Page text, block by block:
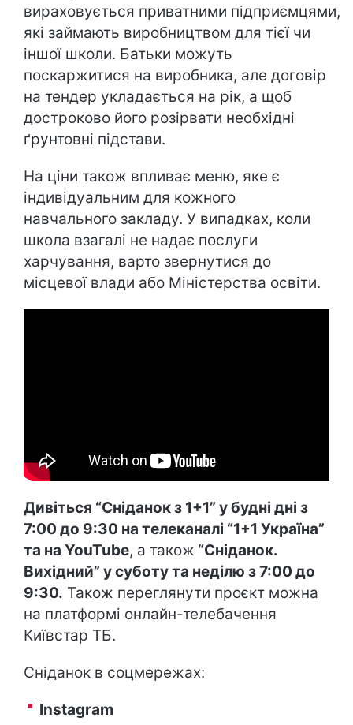
вираховується приватними підприємцями,
які займають виробництвом для тієї чи
іншої школи. Батьки можуть
поскаржитися на виробника, але договір
на тендер укладається на рік, а щоб
достроково його розірвати необхідні
ґрунтовні підстави.
На ціни також впливає меню, яке є
індивідуальним для кожного
навчального закладу. У випадках, коли
школа взагалі не надає послуги
харчування, варто звернутися до
місцевої влади або Міністерства освіти.
Дивіться “Сніданок з 1+1” у будні дні з
7:00 до 9:30 на телеканалі “1+1 Україна”
та на YouTube, а також “Сніданок.
Вихідний” у суботу та неділю з 7:00 до
9:30. Також переглянути проєкт можна
на платформі онлайн-телебачення
Київстар ТБ.
Сніданок в соцмережах:
Instagram